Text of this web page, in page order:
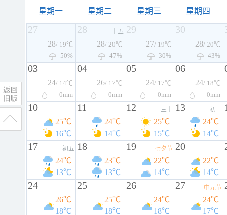
星期一 星期二 星期三 星期四
27
28/ 19℃
50%
28 十五
28/ 20℃
47%
29
27/ 19℃
30%
30
28/ 20℃
43%
03
24/ 14℃
0mm
04
26/ 17℃
0mm
05
24/ 17℃
0mm
06
24/ 18℃
0mm
10
25℃
16℃
11
24℃
14℃
12 三十
25℃
15℃
13 初一
24℃
14℃
17 初五
24℃
13℃
18
23℃
13℃
19 七夕节
22℃
14℃
20
22℃
14℃
24
26℃
18℃
25
25℃
18℃
26
24℃
18℃
27 中元节
24℃
17℃